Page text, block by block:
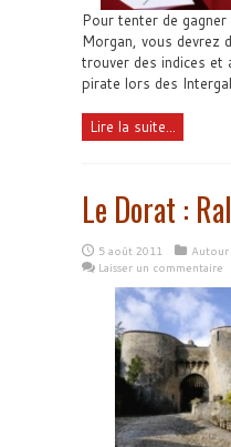
Pour tenter de
Morgan, vous devrez
trouver des indices
pirate lors des
Lire la suite...
Le Dorat :
5 août 2011
Autour
Laisser un commentaire